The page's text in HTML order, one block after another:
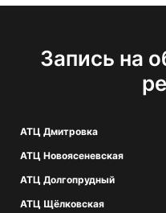
Запись на
АТЦ Дмитровка
АТЦ Новоясеневская
АТЦ Долгопрудный
АТЦ Щёлковская